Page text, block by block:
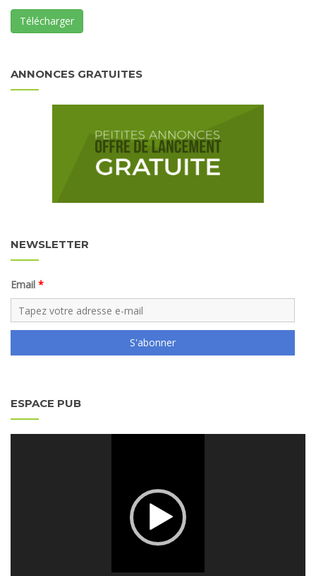
Télécharger
ANNONCES GRATUITES
NEWSLETTER
Email
S'abonner
ESPACE PUB